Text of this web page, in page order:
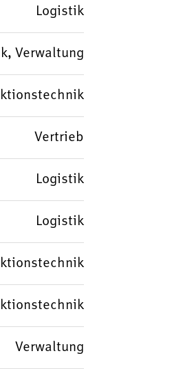
Logistik
Verwaltung
Vertrieb
Logistik
Logistik
Verwaltung